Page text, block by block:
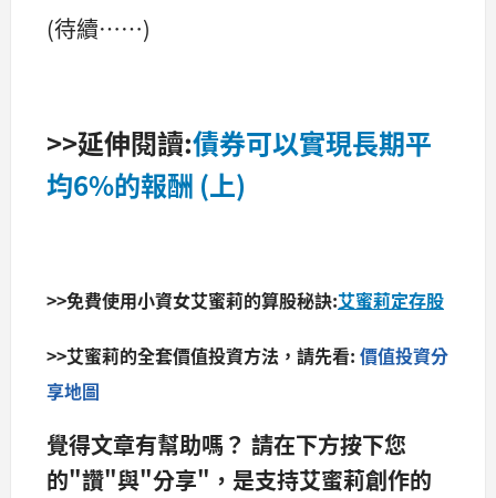
(待續……)
>>延伸閱讀:債券可以實現長期平
均6%的報酬 (上)
>>免費使用小資女艾蜜莉的算股秘訣:艾蜜莉定存股
>>艾蜜莉的全套價值投資方法，請先看: 價值投資分
享地圖
覺得文章有幫助嗎？ 請在下方按下您
的"讚"與"分享"，是支持艾蜜莉創作的